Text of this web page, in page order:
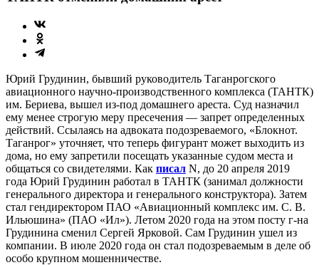
Юрий Грудинин, бывший руководитель Таганрогского
авиационного научно-производственного комплекса (ТАНТК)
им. Бериева, вышел из-под домашнего ареста. Суд назначил
ему менее строгую меру пресечения — запрет определенных
действий. Ссылаясь на адвоката подозреваемого, «Блокнот.
Таганрог» уточняет, что теперь фигурант может выходить из
дома, но ему запретили посещать указанные судом места и
общаться со свидетелями. Как писал N, до 20 апреля 2019
года Юрий Грудинин работал в ТАНТК (занимал должности
генерального директора и генерального конструктора). Затем
стал гендиректором ПАО «Авиационный комплекс им. С. В.
Ильюшина» (ПАО «Ил»). Летом 2020 года на этом посту г-на
Грудинина сменил Сергей Ярковой. Сам Грудинин ушел из
компании. В июле 2020 года он стал подозреваемым в деле об
особо крупном мошенничестве.